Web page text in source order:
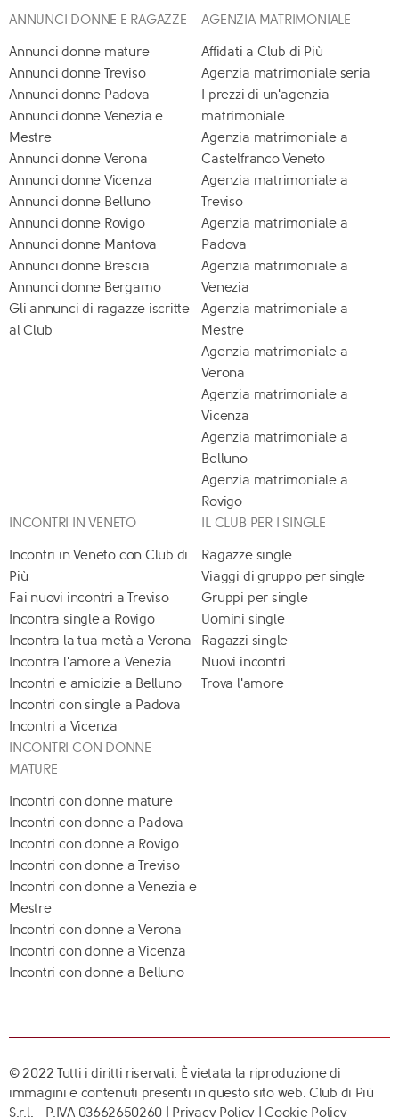
ANNUNCI DONNE E RAGAZZE
Annunci donne mature
Annunci donne Treviso
Annunci donne Padova
Annunci donne Venezia e
Mestre
Annunci donne Verona
Annunci donne Vicenza
Annunci donne Belluno
Annunci donne Rovigo
Annunci donne Mantova
Annunci donne Brescia
Annunci donne Bergamo
Gli annunci di ragazze iscritte
al Club
AGENZIA MATRIMONIALE
Affidati a Club di Più
Agenzia matrimoniale seria
I prezzi di un'agenzia
matrimoniale
Agenzia matrimoniale a
Castelfranco Veneto
Agenzia matrimoniale a
Treviso
Agenzia matrimoniale a
Padova
Agenzia matrimoniale a
Venezia
Agenzia matrimoniale a
Mestre
Agenzia matrimoniale a
Verona
Agenzia matrimoniale a
Vicenza
Agenzia matrimoniale a
Belluno
Agenzia matrimoniale a
Rovigo
INCONTRI IN VENETO
Incontri in Veneto con Club di
Più
Fai nuovi incontri a Treviso
Incontra single a Rovigo
Incontra la tua metà a Verona
Incontra l'amore a Venezia
Incontri e amicizie a Belluno
Incontri con single a Padova
Incontri a Vicenza
IL CLUB PER I SINGLE
Ragazze single
Viaggi di gruppo per single
Gruppi per single
Uomini single
Ragazzi single
Nuovi incontri
Trova l'amore
INCONTRI CON DONNE
MATURE
Incontri con donne mature
Incontri con donne a Padova
Incontri con donne a Rovigo
Incontri con donne a Treviso
Incontri con donne a Venezia e
Mestre
Incontri con donne a Verona
Incontri con donne a Vicenza
Incontri con donne a Belluno
© 2022 Tutti i diritti riservati. È vietata la riproduzione di
immagini e contenuti presenti in questo sito web. Club di Più
S.r.l. - P.IVA 03662650260 | Privacy Policy |Cookie Policy